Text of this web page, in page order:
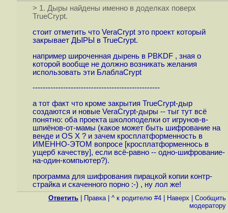
> 1. Дыры найдены именно в доделках поверх
TrueCrypt.
стоит отметить что VeraCrypt это проект который
закрывает ДЫРЫ в TrueCrypt.
например широченная дырень в PBKDF , зная о
которой вообще не должно возникать желания
использовать эти БлаблаCrypt
--------------------------------------------------
а тот факт что кроме закрытия TrueCrypt-дыр
создаются и новые VeraCrypt-дыры -- тыг тут всё
понятно: оба проекта школоподелки от игрунов-в-
шпиёнов-от-мамы (какое может быть шифрование на
венде и OS X ? и зачем кросплатформенность в
ИМЕННО-ЭТОМ вопросе [кросплатформеннось в
ущерб качеству], если всё-равно -- одно-шифрование-
на-один-компьютер?).
программа для шифрования пирацкой копии контр-
страйка и скаченного порно :-) , ну лол же!
Ответить Правка| ^ к родителю #4 Наверх
Cообщить
модератору